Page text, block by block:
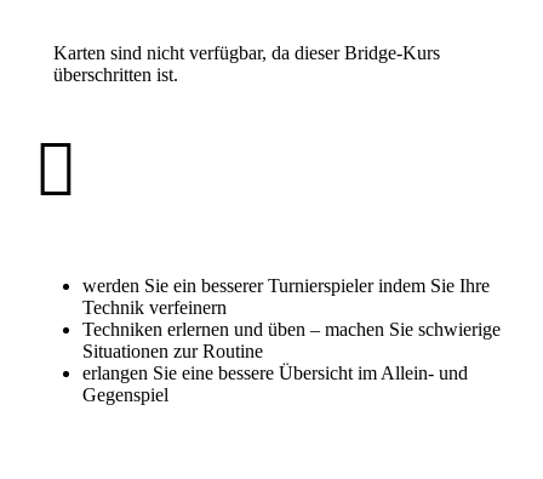
Karten sind nicht verfügbar, da dieser Bridge-Kurs
überschritten ist.
werden Sie ein besserer Turnierspieler indem Sie Ihre
Technik verfeinern
Techniken erlernen und üben – machen Sie schwierige
Situationen zur Routine
erlangen Sie eine bessere Übersicht im Allein- und
Gegenspiel